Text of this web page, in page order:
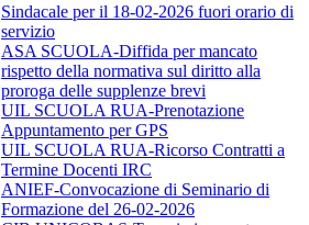
Sindacale per il 18-02-2026 fuori orario di
servizio
ASA SCUOLA-Diffida per mancato
rispetto della normativa sul diritto alla
proroga delle supplenze brevi
UIL SCUOLA RUA-Prenotazione
Appuntamento per GPS
UIL SCUOLA RUA-Ricorso Contratti a
Termine Docenti IRC
ANIEF-Convocazione di Seminario di
Formazione del 26-02-2026